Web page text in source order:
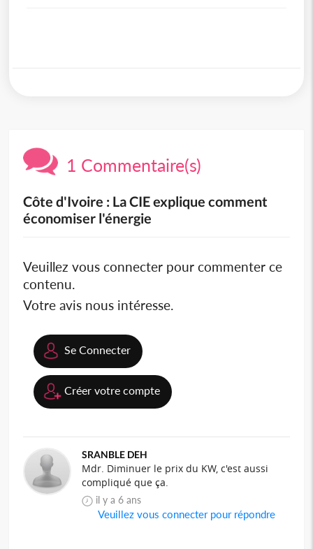
1 Commentaire(s)
Côte d'Ivoire : La CIE explique comment
économiser l'énergie
Veuillez vous connecter pour commenter ce
contenu.
Votre avis nous intéresse.
Se Connecter
Créer votre compte
SRANBLE DEH
Mdr. Diminuer le prix du KW, c'est aussi
compliqué que ça.
il y a 6 ans
Veuillez vous connecter pour répondre